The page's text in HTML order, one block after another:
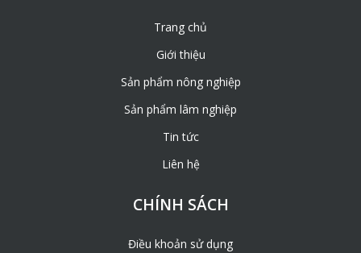
Trang chủ
Giới thiệu
Sản phẩm nông nghiệp
Sản phẩm lâm nghiệp
Tin tức
Liên hệ
CHÍNH SÁCH
Điều khoản sử dụng